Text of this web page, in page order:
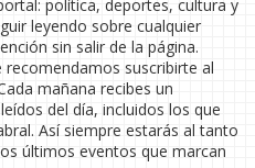
política, deportes, cultura y
leyendo sobre cualquier
sin salir de la página.
suscribirte al
mañana recibes un
del día, incluidos los que
Así siempre estarás al tanto
últimos eventos que marcan